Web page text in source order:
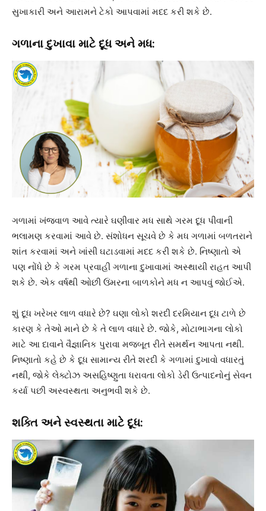
સુખાકારી અને આરામને ટેકો આપવામાં મદદ કરી શકે છે.
ગળાના દુખાવા માટે દૂધ અને મધ:
ગળામાં ખંજવાળ આવે ત્યારે ઘણીવાર મધ સાથે ગરમ દૂધ પીવાની
ભલામણ કરવામાં આવે છે. સંશોધન સૂચવે છે કે મધ ગળામાં બળતરાને
શાંત કરવામાં અને ખાંસી ઘટાડવામાં મદદ કરી શકે છે. નિષ્ણાતો એ
પણ નોંધે છે કે ગરમ પ્રવાહી ગળાના દુખાવામાં અસ્થાયી રાહત આપી
શકે છે. એક વર્ષથી ઓછી ઉંમરના બાળકોને મધ ન આપવું જોઈએ.
શું દૂધ ખરેખર લાળ વધારે છે? ઘણા લોકો શરદી દરમિયાન દૂધ ટાળે છે
કારણ કે તેઓ માને છે કે તે લાળ વધારે છે. જોકે, મોટાભાગના લોકો
માટે આ દાવાને વૈજ્ઞાનિક પુરાવા મજબૂત રીતે સમર્થન આપતા નથી.
નિષ્ણાતો કહે છે કે દૂધ સામાન્ય રીતે શરદી કે ગળામાં દુખાવો વધારતું
નથી, જોકે લેક્ટોઝ અસહિષ્ણુતા ધરાવતા લોકો ડેરી ઉત્પાદનોનું સેવન
કર્યા પછી અસ્વસ્થતા અનુભવી શકે છે.
શક્તિ અને સ્વસ્થતા માટે દૂધ: